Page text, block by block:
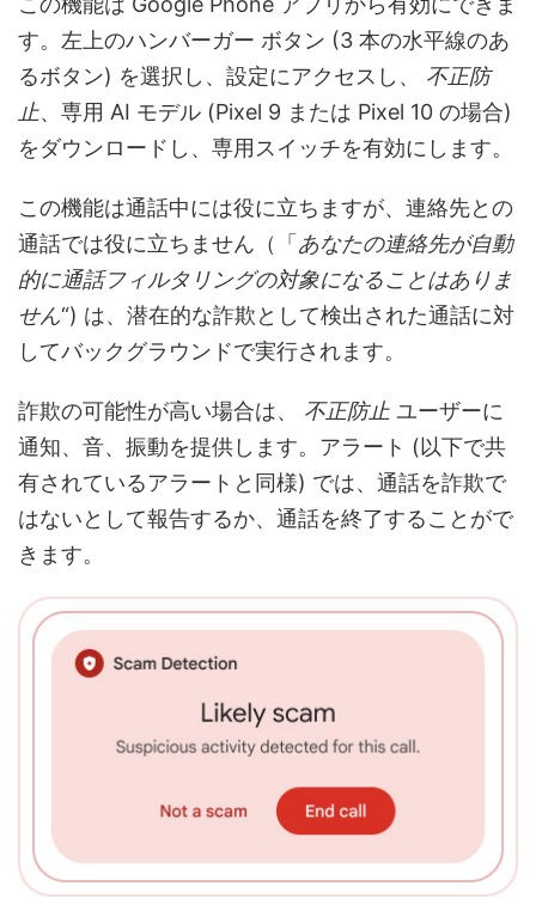
す。左上のハンバーガー ボタン (3 本の水平線のあ
るボタン) を選択し、設定にアクセスし、 不正防
止、専用 AI モデル (Pixel 9 または Pixel 10 の場合)
をダウンロードし、専用スイッチを有効にします。
この機能は通話中には役に立ちますが、連絡先との
通話では役に立ちません（「 あなたの連絡先が自動
的に通話フィルタリングの対象になることはありま
せん“) は、潜在的な詐欺として検出された通話に対
してバックグラウンドで実行されます。
詐欺の可能性が高い場合は、 不正防止 ユーザーに
通知、音、振動を提供します。アラート (以下で共
有されているアラートと同様) では、通話を詐欺で
はないとして報告するか、通話を終了することがで
きます。